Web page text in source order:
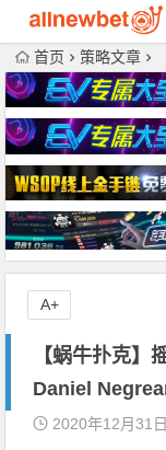
首页 策略文章
【蜗牛扑克】
Daniel
2020年12月31日
A+